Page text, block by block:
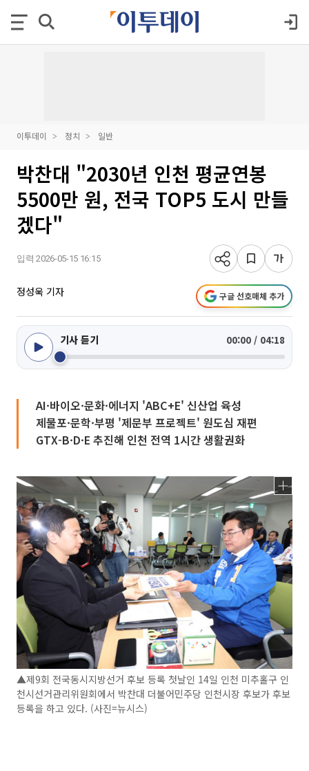
이투데이 정치 일반
박찬대 "2030년 인천 평균연봉
5500만 원, 전국 TOP5 도시 만들
겠다"
입력 2026-05-15 16:15
정성욱 기자 구글 선호매체 추가
기사 듣기 00:00 / 04:18
AI·바이오·문화·에너지 'ABC+E' 신산업 육성
제물포·문학·부평 '제문부 프로젝트' 원도심 재편
GTX-B·D·E 추진해 인천 전역 1시간 생활권화
▲제9회 전국동시지방선거 후보 등록 첫날인 14일 인천 미추홀구 인
천시선거관리위원회에서 박찬대 더불어민주당 인천시장 후보가 후보
등록을 하고 있다. (사진=뉴시스)